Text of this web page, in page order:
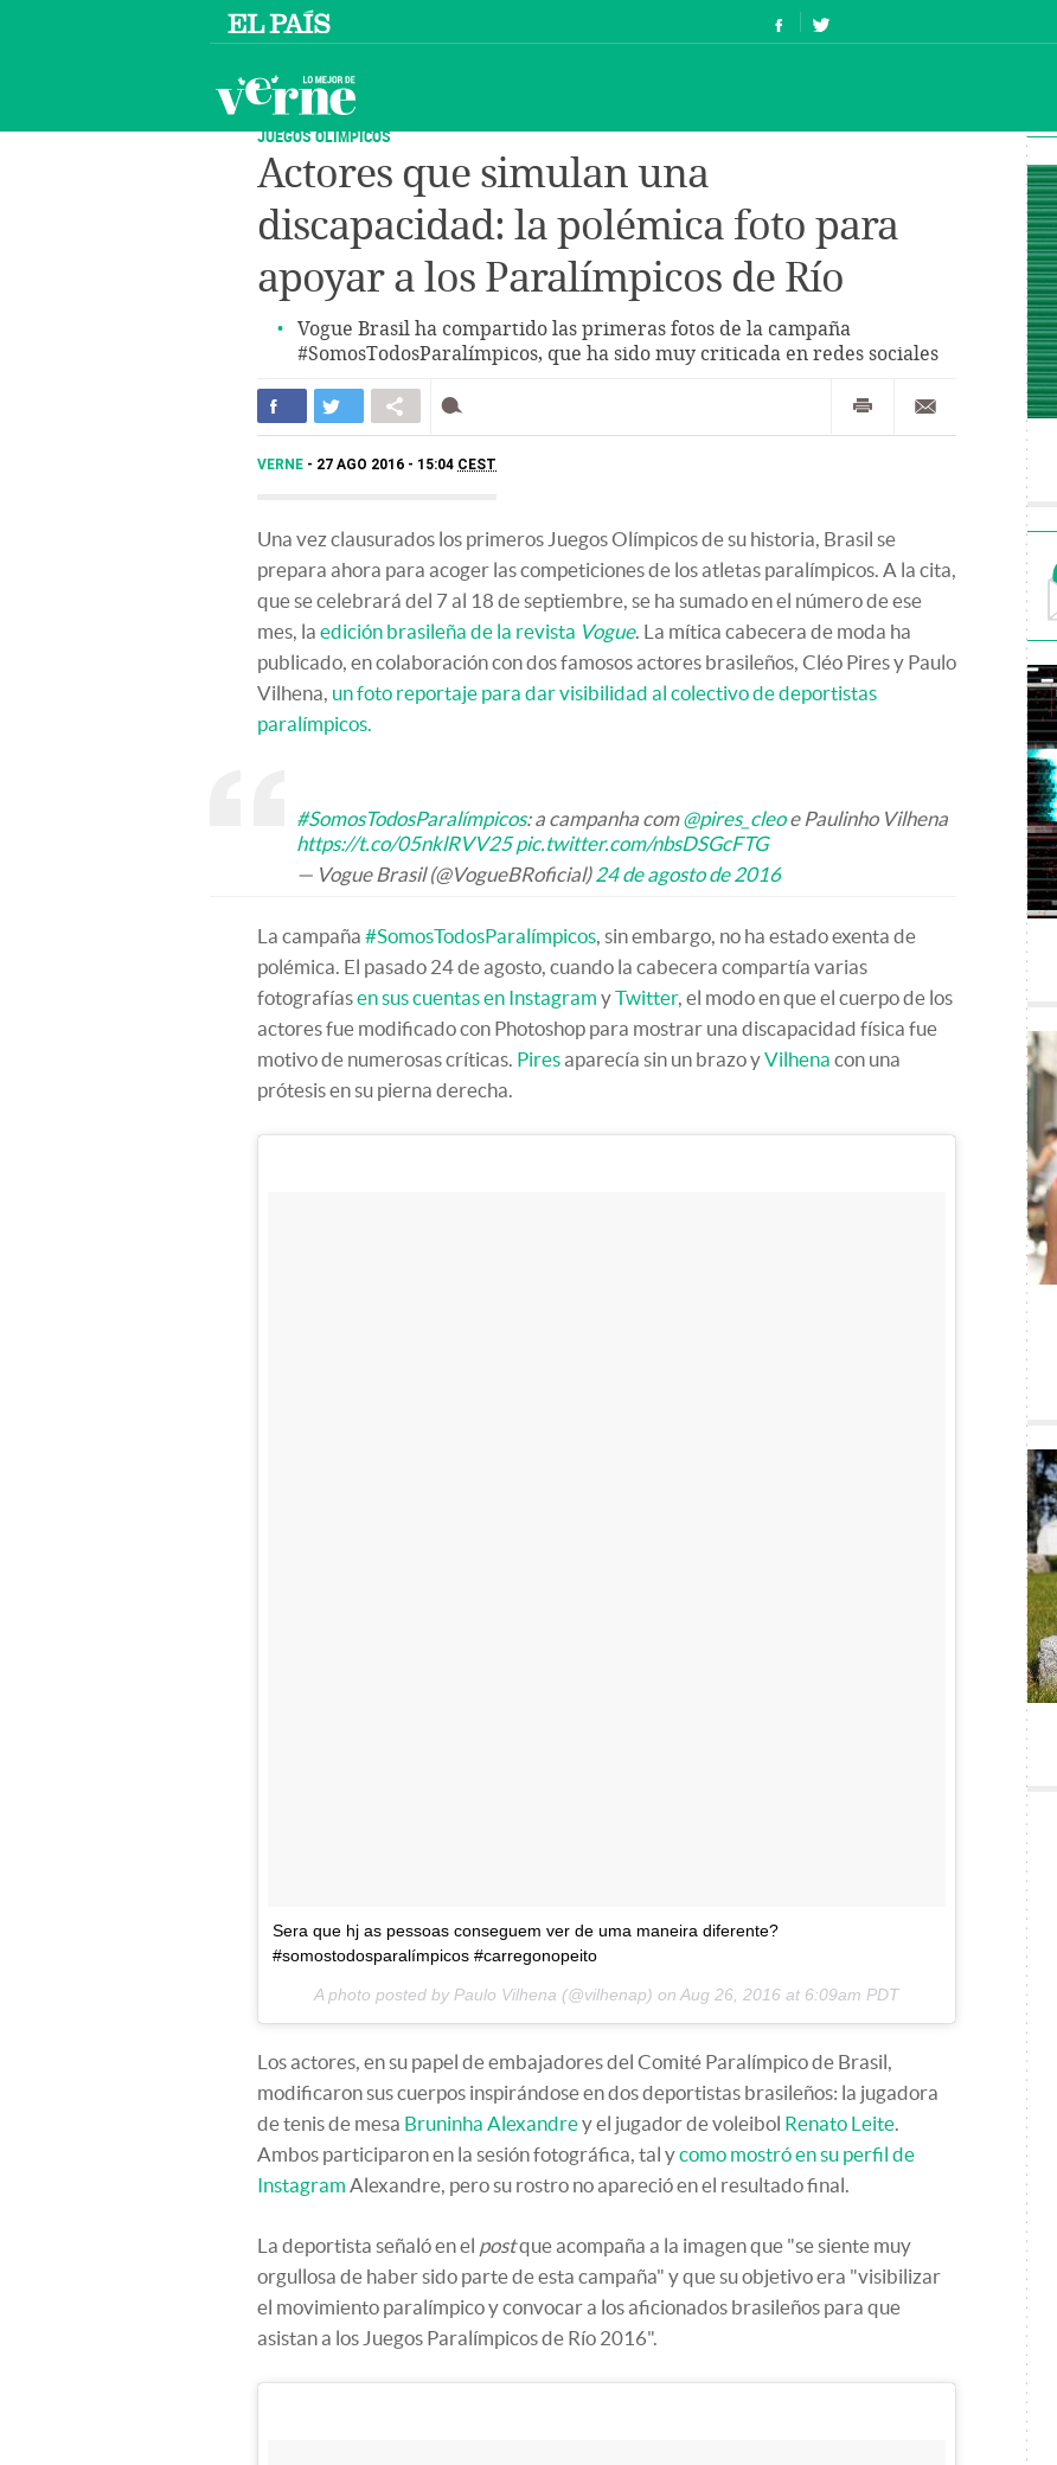
JUEGOS OLÍMPICOS
Actores que simulan una
discapacidad: la polémica foto para
apoyar a los Paralímpicos de Río
Vogue Brasil ha compartido las primeras fotos de la campaña
#SomosTodosParalímpicos, que ha sido muy criticada en redes sociales
VERNE 27 AGO 2016 - 15:04 CEST
Una vez clausurados los primeros Juegos Olímpicos de su historia, Brasil se
prepara ahora para acoger las competiciones de los atletas paralímpicos. A la cita,
que se celebrará del 7 al 18 de septiembre, se ha sumado en el número de ese
mes, la edición brasileña de la revista Vogue. La mítica cabecera de moda ha
publicado, en colaboración con dos famosos actores brasileños, Cléo Pires y Paulo
Vilhena, un foto reportaje para dar visibilidad al colectivo de deportistas
paralímpicos.
#SomosTodosParalímpicos: a campanha com@pires_cleoe Paulinho Vilhena
https://t.co/05nklRVV25 pic.twitter.com/nbsDSGcFTG
— Vogue Brasil (@VogueBRoficial)24 de agosto de 2016
La campaña #SomosTodosParalímpicos, sin embargo, no ha estado exenta de
polémica. El pasado 24 de agosto, cuando la cabecera compartía varias
fotografíasen sus cuentas en Instagram yTwitter, el modo en que el cuerpo de los
actores fue modificado con Photoshop para mostrar una discapacidad física fue
motivo de numerosas críticas. Piresaparecía sin un brazo yVilhena con una
prótesis en su pierna derecha.
Sera que hj as pessoas conseguem ver de uma maneira diferente?
#somostodosparalímpicos #carregonopeito
A photo posted by Paulo Vilhena (@vilhenap) on Aug 26, 2016 at 6:09am PDT
Los actores, en su papel de embajadores del Comité Paralímpico de Brasil,
modificaron sus cuerpos inspirándose en dos deportistas brasileños: la jugadora
de tenis de mesa Bruninha Alexandrey el jugador de voleibol Renato Leite.
Ambos participaron en la sesión fotográfica, tal ycomo mostró en su perfil de
Instagram Alexandre, pero su rostro no apareció en el resultado final.
La deportista señaló en el postque acompaña a la imagen que "se siente muy
orgullosa de haber sido parte de esta campaña" y que su objetivo era "visibilizar
el movimiento paralímpico y convocar a los aficionados brasileños para que
asistan a los Juegos Paralímpicos de Río 2016".